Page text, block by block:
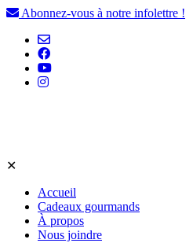
Abonnez-vous à notre infolettre !
✕
Accueil
Cadeaux gourmands
À propos
Nous joindre